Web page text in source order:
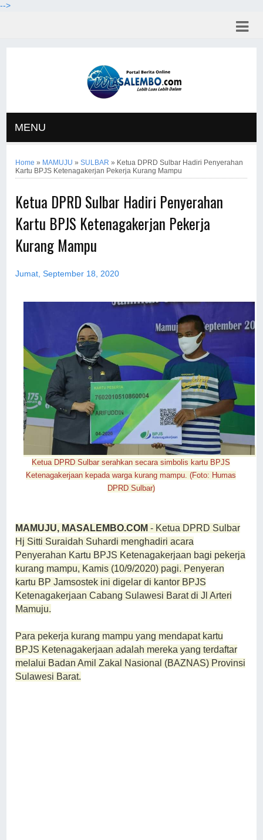
-->
MENU
Home » MAMUJU »SULBAR » Ketua DPRD Sulbar Hadiri Penyerahan
Kartu BPJS Ketenagakerjan Pekerja Kurang Mampu
Ketua DPRD Sulbar Hadiri Penyerahan
Kartu BPJS Ketenagakerjan Pekerja
Kurang Mampu
Jumat, September 18, 2020
Ketua DPRD Sulbar serahkan secara simbolis kartu BPJS
Ketenagakerjaan kepada warga kurang mampu. (Foto: Humas
DPRD Sulbar)
MAMUJU, MASALEMBO.COM - Ketua DPRD Sulbar
Hj Sitti Suraidah Suhardi menghadiri acara
Penyerahan Kartu BPJS Ketenagakerjaan bagi pekerja
kurang mampu, Kamis (10/9/2020) pagi. Penyeran
kartu BP Jamsostek ini digelar di kantor BPJS
Ketenagakerjaan Cabang Sulawesi Barat di Jl Arteri
Mamuju.
Para pekerja kurang mampu yang mendapat kartu
BPJS Ketenagakerjaan adalah mereka yang terdaftar
melalui Badan Amil Zakal Nasional (BAZNAS) Provinsi
Sulawesi Barat.